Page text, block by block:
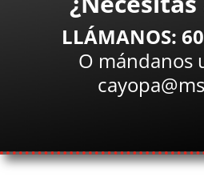
LLÁMANOS:
O mándanos